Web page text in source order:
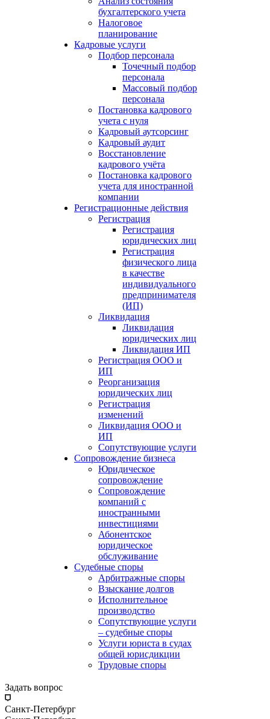
бухгалтерского учета
Налоговое
планирование
Кадровые услуги
Подбор персонала
Точечный подбор
персонала
Массовый подбор
персонала
Постановка кадрового
учета с нуля
Кадровый аутсорсинг
Кадровый аудит
Восстановление
кадрового учёта
Постановка кадрового
учета для иностранной
компании
Регистрационные действия
Регистрация
Регистрация
юридических лиц
Регистрация
физического лица
в качестве
индивидуального
предпринимателя
(ИП)
Ликвидация
Ликвидация
юридических лиц
Ликвидация ИП
Регистрация ООО и
ИП
Реорганизация
юридических лиц
Регистрация
изменений
Ликвидация ООО и
ИП
Сопутствующие услуги
Сопровождение бизнеса
Юридическое
сопровождение
Сопровождение
компаний с
иностранными
инвестициями
Абонентское
юридическое
обслуживание
Судебные споры
Арбитражные споры
Взыскание долгов
Исполнительное
производство
Сопутствующие услуги
– судебные споры
Услуги юриста в судах
общей юрисдикции
Трудовые споры
Задать вопрос
Санкт-Петербург